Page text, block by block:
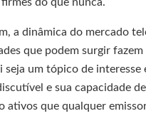
a dinâmica do mercado
que podem surgir
um tópico de interesse
e sua capacidade
ativos que qualquer